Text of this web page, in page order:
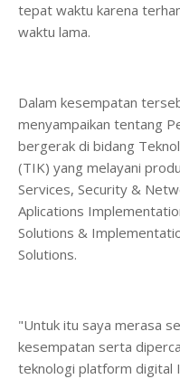
tepat waktu karena
waktu lama.
Dalam kesempatan
menyampaikan tentang
bergerak di bidang
(TIK) yang melayani
Services, Security &
Aplications
Solutions &
Solutions.
"Untuk itu saya merasa
kesempatan serta
teknologi platform digital